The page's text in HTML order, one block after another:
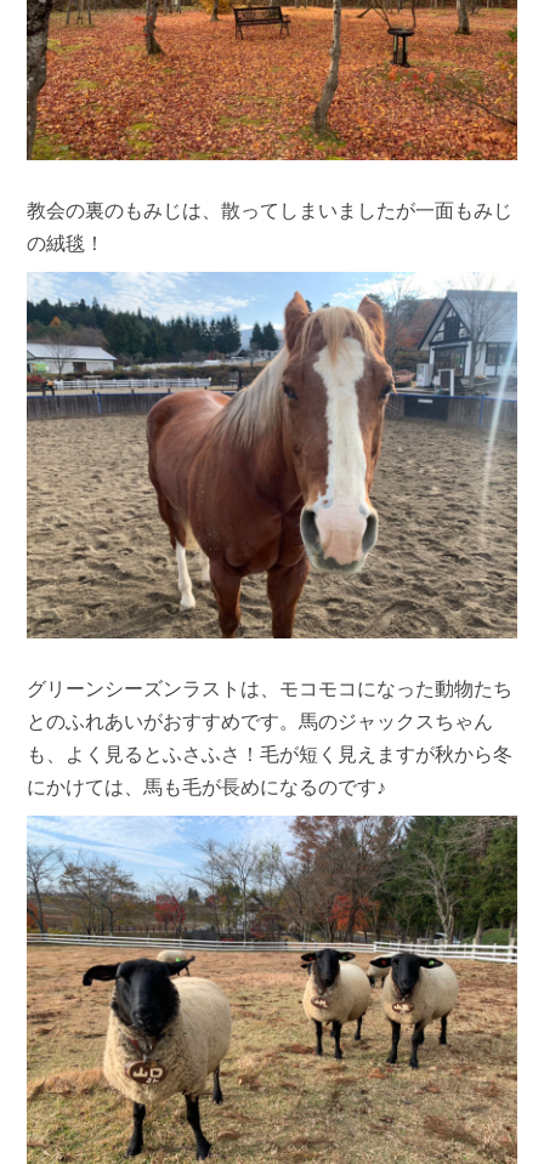
教会の裏のもみじは、散ってしまいましたが一面もみじ
の絨毯！
グリーンシーズンラストは、モコモコになった動物たち
とのふれあいがおすすめです。馬のジャックスちゃん
も、よく見るとふさふさ！毛が短く見えますが秋から冬
にかけては、馬も毛が長めになるのです♪